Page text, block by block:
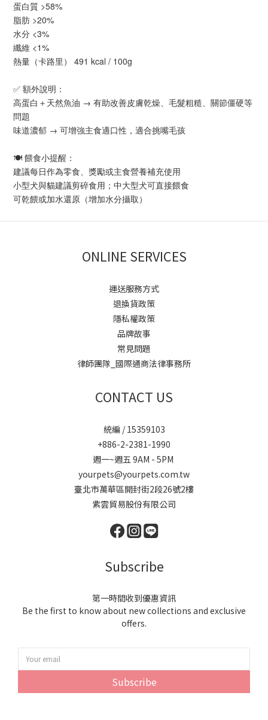
蛋白質 >58%
脂肪 >20%
水分 <3%
纖維 <1%
熱量（卡路里） 491 kcal / 100g
✅ 額外說明：
高蛋白＋天然魚油 → 有助改善皮膚乾燥、毛髮粗糙、關節僵硬等
問題
味道濃郁 → 可增強主食適口性，適合挑嘴毛孩
🍽️ 餵食小提醒：
建議每日作為零食、獎勵或主食營養補充使用
小型犬與貓建議剪碎食用；中大型犬可直接餵食
可乾餵或加水還原（增加水分攝取）
ONLINE SERVICES
運送服務方式
退換貨政策
隱私權政策
品牌故事
常見問題
律師團隊_國際通商法律事務所
CONTACT US
統編 / 15359103
+886-2-2381-1990
週一~週五 9AM - 5PM
yourpets@yourpets.com.tw
臺北市萬華區開封街2段26號2樓
紫雲貿易股份有限公司
Subscribe
第一時間收到優惠資訊
Be the first to know about new collections and exclusive
offers.
Subscribe